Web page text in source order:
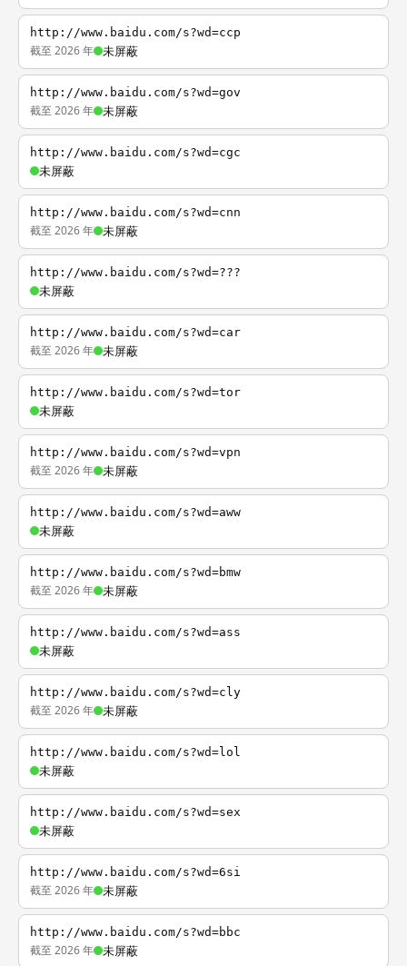
http://www.baidu.com/s?wd=ccp
截至 2026 年 未屏蔽
http://www.baidu.com/s?wd=gov
截至 2026 年 未屏蔽
http://www.baidu.com/s?wd=cgc
未屏蔽
http://www.baidu.com/s?wd=cnn
截至 2026 年 未屏蔽
http://www.baidu.com/s?wd=???
未屏蔽
http://www.baidu.com/s?wd=car
截至 2026 年 未屏蔽
http://www.baidu.com/s?wd=tor
未屏蔽
http://www.baidu.com/s?wd=vpn
截至 2026 年 未屏蔽
http://www.baidu.com/s?wd=aww
未屏蔽
http://www.baidu.com/s?wd=bmw
截至 2026 年 未屏蔽
http://www.baidu.com/s?wd=ass
未屏蔽
http://www.baidu.com/s?wd=cly
截至 2026 年 未屏蔽
http://www.baidu.com/s?wd=lol
未屏蔽
http://www.baidu.com/s?wd=sex
未屏蔽
http://www.baidu.com/s?wd=6si
截至 2026 年 未屏蔽
http://www.baidu.com/s?wd=bbc
截至 2026 年 未屏蔽